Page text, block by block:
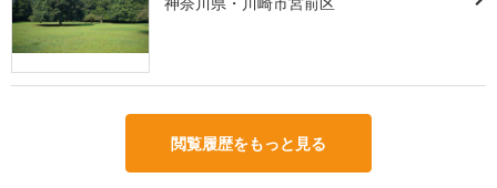
閲覧履歴をもっと見る